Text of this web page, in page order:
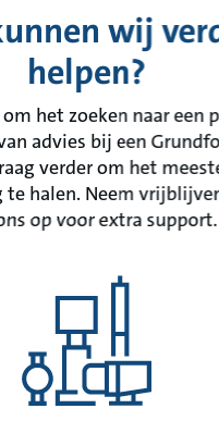
wij
helpen?
het zoeken naar een
advies bij een
verder om het
halen. Neem
op voor extra support.